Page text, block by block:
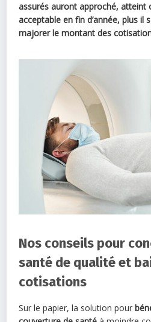
assurés auront approché, atteint
acceptable en fin d’année, plus il
majorer le montant des
Nos conseils pour
santé de qualité et
cotisations
Sur le papier, la solution pour